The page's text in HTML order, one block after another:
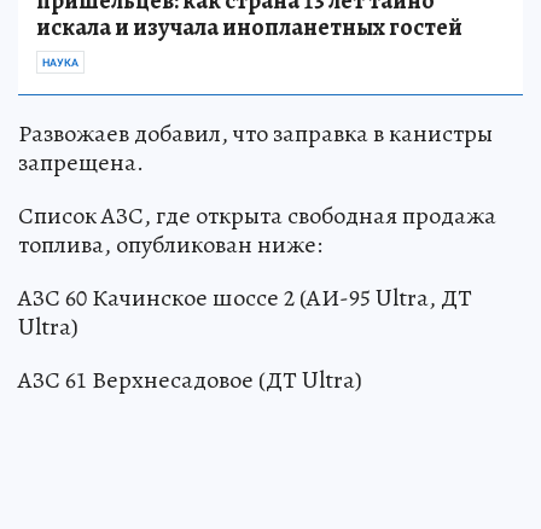
искала и изучала инопланетных гостей
НАУКА
Развожаев добавил, что заправка в канистры
запрещена.
Список АЗС, где открыта свободная продажа
топлива, опубликован ниже:
АЗС 60 Качинское шоссе 2 (АИ-95 Ultra, ДТ
Ultra)
АЗС 61 Верхнесадовое (ДТ Ultra)